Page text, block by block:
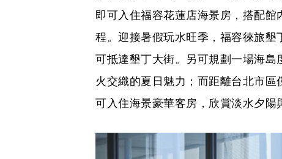
即可入住福容花蓮店海景房，搭配
程。迎接暑假玩水旺季，福容徠旅
可抵達墾丁大街。另可規劃一場海
火交織的夏日魅力；而距離台北市
可入住海景豪華客房，欣賞淡水夕陽